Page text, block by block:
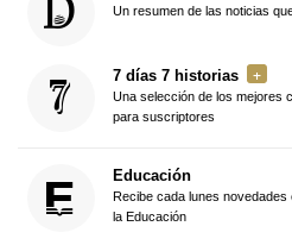
Un resumen de las noticias
7 días 7 historias
Una selección de los mejores
para suscriptores
Educación
Recibe cada lunes novedades
la Educación